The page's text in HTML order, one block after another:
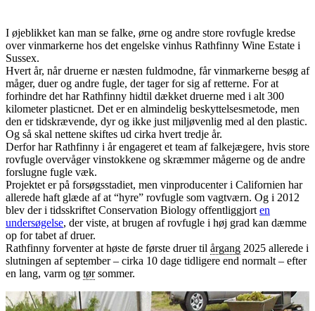
I øjeblikket kan man se falke, ørne og andre store rovfugle kredse
over vinmarkerne hos det engelske vinhus Rathfinny Wine Estate i
Sussex.
Hvert år, når druerne er næsten fuldmodne, får vinmarkerne besøg af
måger, duer og andre fugle, der tager for sig af retterne. For at
forhindre det har Rathfinny hidtil dækket druerne med i alt 300
kilometer plasticnet. Det er en almindelig beskyttelsesmetode, men
den er tidskrævende, dyr og ikke just miljøvenlig med al den plastic.
Og så skal nettene skiftes ud cirka hvert tredje år.
Derfor har Rathfinny i år engageret et team af falkejægere, hvis store
rovfugle overvåger vinstokkene og skræmmer mågerne og de andre
forslugne fugle væk.
Projektet er på forsøgsstadiet, men vinproducenter i Californien har
allerede haft glæde af at “hyre” rovfugle som vagtværn. Og i 2012
blev der i tidsskriftet Conservation Biology offentliggjort en
undersøgelse, der viste, at brugen af rovfugle i høj grad kan dæmme
op for tabet af druer.
Rathfinny forventer at høste de første druer til årgang 2025 allerede i
slutningen af september – cirka 10 dage tidligere end normalt – efter
en lang, varm og tørsommer.